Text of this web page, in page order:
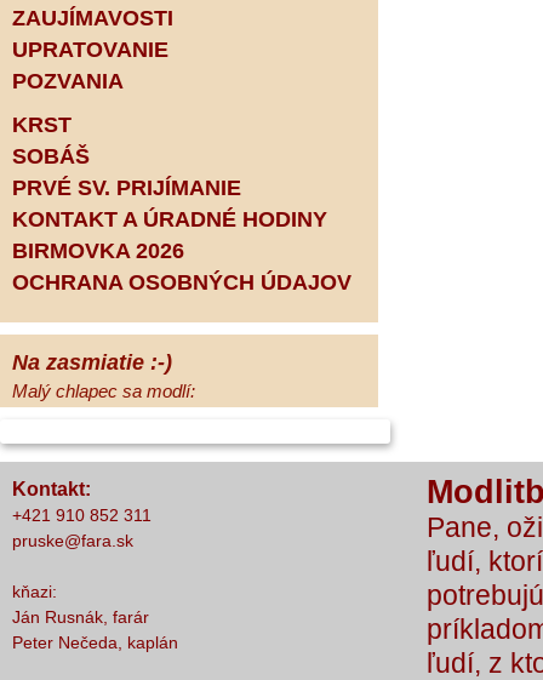
ZAUJÍMAVOSTI
UPRATOVANIE
POZVANIA
KRST
SOBÁŠ
PRVÉ SV. PRIJÍMANIE
KONTAKT A ÚRADNÉ HODINY
BIRMOVKA 2026
OCHRANA OSOBNÝCH ÚDAJOV
Na zasmiatie :-)
Malý chlapec sa modlí:
mamičku a prosím aj za Teba, Pane Bože,
nič nestalo, lebo čo by sme si bez Teba
počali?
Kontakt:
+421 910 852 311
pruske@fara.sk
kňazi:
Ján Rusnák, farár
Peter Nečeda, kaplán
Pane,
ľudí,
ľudí, z